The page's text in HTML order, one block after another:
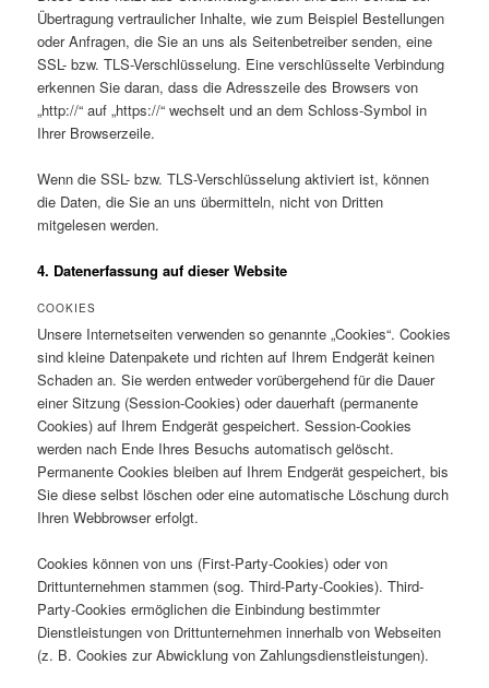
Übertragung vertraulicher Inhalte, wie zum Beispiel Bestellungen
oder Anfragen, die Sie an uns als Seitenbetreiber senden, eine
SSL- bzw. TLS-Verschlüsselung. Eine verschlüsselte Verbindung
erkennen Sie daran, dass die Adresszeile des Browsers von
„http://“ auf „https://“ wechselt und an dem Schloss-Symbol in
Ihrer Browserzeile.
Wenn die SSL- bzw. TLS-Verschlüsselung aktiviert ist, können
die Daten, die Sie an uns übermitteln, nicht von Dritten
mitgelesen werden.
4. Datenerfassung auf dieser Website
COOKIES
Unsere Internetseiten verwenden so genannte „Cookies“. Cookies
sind kleine Datenpakete und richten auf Ihrem Endgerät keinen
Schaden an. Sie werden entweder vorübergehend für die Dauer
einer Sitzung (Session-Cookies) oder dauerhaft (permanente
Cookies) auf Ihrem Endgerät gespeichert. Session-Cookies
werden nach Ende Ihres Besuchs automatisch gelöscht.
Permanente Cookies bleiben auf Ihrem Endgerät gespeichert, bis
Sie diese selbst löschen oder eine automatische Löschung durch
Ihren Webbrowser erfolgt.
Cookies können von uns (First-Party-Cookies) oder von
Drittunternehmen stammen (sog. Third-Party-Cookies). Third-
Party-Cookies ermöglichen die Einbindung bestimmter
Dienstleistungen von Drittunternehmen innerhalb von Webseiten
(z. B. Cookies zur Abwicklung von Zahlungsdienstleistungen).